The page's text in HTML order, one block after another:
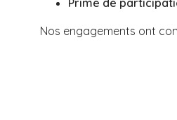
Prime de
Nos engagements ont